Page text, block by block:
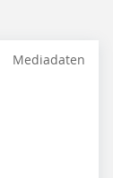
Mediadaten